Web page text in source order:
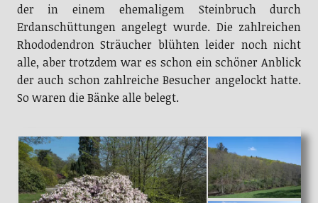
der in einem ehemaligem Steinbruch durch
Erdanschüttungen angelegt wurde. Die zahlreichen
Rhododendron Sträucher blühten leider noch nicht
alle, aber trotzdem war es schon ein schöner Anblick
der auch schon zahlreiche Besucher angelockt hatte.
So waren die Bänke alle belegt.